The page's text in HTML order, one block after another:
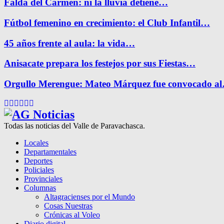
Falda del Carmen: ni la lluvia detiene…
Fútbol femenino en crecimiento: el Club Infantil…
45 años frente al aula: la vida…
Anisacate prepara los festejos por sus Fiestas…
Orgullo Merengue: Mateo Márquez fue convocado
Facebook
Twitter
Instagram
Pinterest
Google
Todas las noticias del Valle de Paravachasca.
Locales
Departamentales
Deportes
Policiales
Provinciales
Columnas
Altagracienses por el Mundo
Cosas Nuestras
Crónicas al Voleo